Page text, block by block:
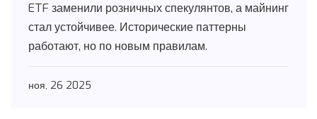
ETF заменили розничных спекулянтов, а майнинг
стал устойчивее. Исторические паттерны
работают, но по новым правилам.
ноя, 26 2025